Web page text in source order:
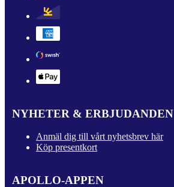
NYHETER & ERBJUDANDEN
Anmäl dig till vårt nyhetsbrev här
Köp presentkort
APOLLO-APPEN